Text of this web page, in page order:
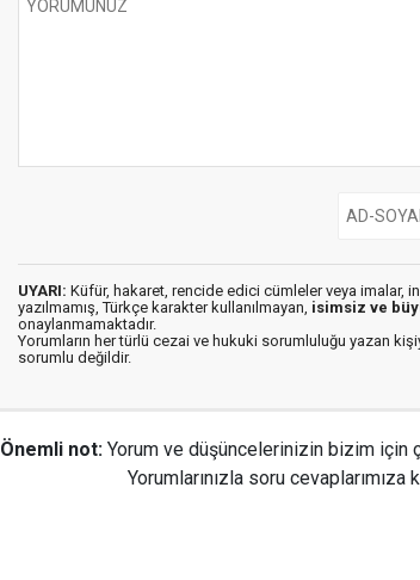
UYARI: Küfür, hakaret, rencide edici cümleler veya imalar,
yazılmamış, Türkçe karakter kullanılmayan, isimsiz ve
onaylanmamaktadır.
Yorumların her türlü cezai ve hukuki sorumluluğu yazan
sorumlu değildir.
Önemli not: Yorum ve düşüncelerinizin bizim için
Yorumlarınızla soru